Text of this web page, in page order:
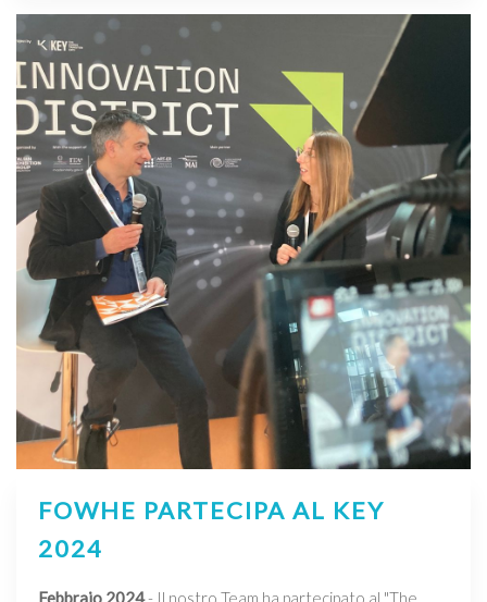
FOWHE PARTECIPA AL KEY
2024
Febbraio 2024- Il nostro Team ha partecipato al "The